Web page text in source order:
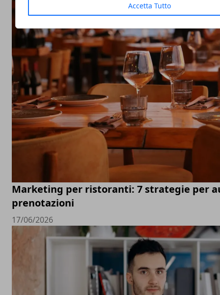
Accetta Tutto
Marketing per ristoranti: 7 strategie per
prenotazioni
17/06/2026